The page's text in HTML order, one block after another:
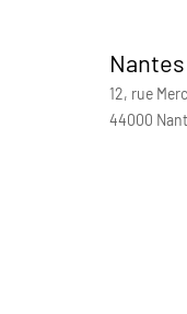
Nantes
12, rue
44000